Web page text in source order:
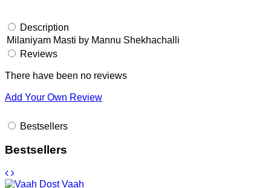
Description
Milaniyam Masti by Mannu Shekhachalli
Reviews
There have been no reviews
Add Your Own Review
Bestsellers
Bestsellers